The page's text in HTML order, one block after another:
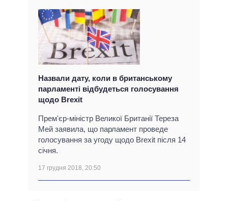
Назвали дату, коли в британському
парламенті відбудеться голосування
щодо Brexit
Прем'єр-міністр Великої Британії Тереза
Мей заявила, що парламент проведе
голосування за угоду щодо Brexit після 14
січня.
17 грудня 2018, 20:50